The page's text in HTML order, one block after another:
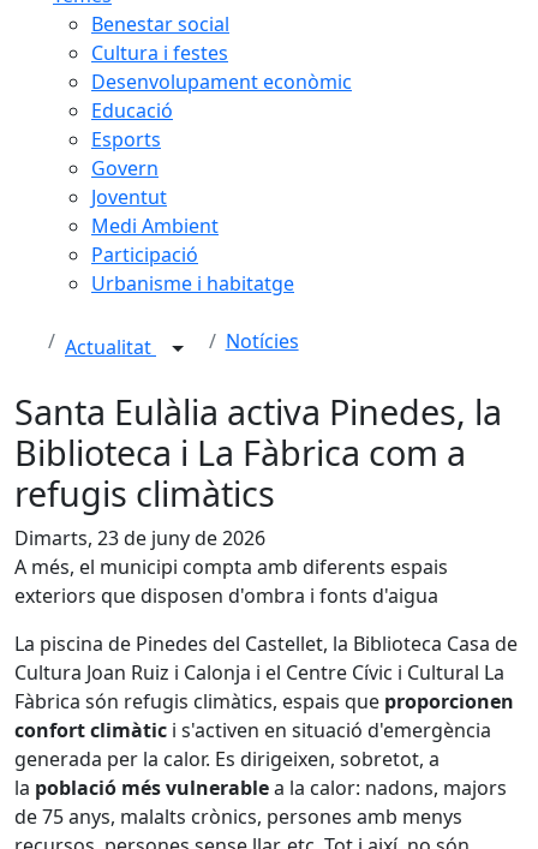
Benestar social
Cultura i festes
Desenvolupament econòmic
Educació
Esports
Govern
Joventut
Medi Ambient
Participació
Urbanisme i habitatge
Actualitat Notícies
Santa Eulàlia activa Pinedes, la
Biblioteca i La Fàbrica com a
refugis climàtics
Dimarts, 23 de juny de 2026
A més, el municipi compta amb diferents espais
exteriors que disposen d'ombra i fonts d'aigua
La piscina de Pinedes del Castellet, la Biblioteca Casa de
Cultura Joan Ruiz i Calonja i el Centre Cívic i Cultural La
Fàbrica són refugis climàtics, espais que proporcionen
confort climàtic i s'activen en situació d'emergència
generada per la calor. Es dirigeixen, sobretot, a
la població més vulnerablea la calor: nadons, majors
de 75 anys, malalts crònics, persones amb menys